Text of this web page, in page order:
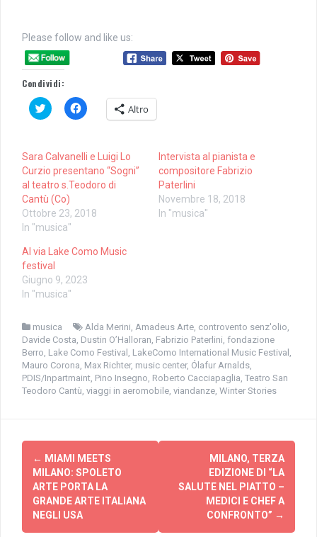
Please follow and like us:
Condividi:
F
a
i
c
q
u
i
p
r
c
o
n
d
i
v
i
d
e
s
u
T
w
i
t
t
e
a
r
e
i
n
u
n
a
n
u
F
a
i
c
p
e
r
o
n
i
r
a
c
e
b
o
o
k
(
r
i
n
u
n
a
n
o
v
Altro
Sara Calvanelli e Luigi Lo
Curzio presentano “Sogni”
al teatro s.Teodoro di
Cantù (Co)
Ottobre 23, 2018
In "musica"
Intervista al pianista e
compositore Fabrizio
Paterlini
Novembre 18, 2018
In "musica"
Al via Lake Como Music
festival
Giugno 9, 2023
In "musica"
musica Alda Merini Amadeus Arte controvento senz'olio
Davide Costa Dustin O’Halloran Fabrizio Paterlini fondazione
Berro Lake Como Festival LakeComo International Music Festival
Mauro Corona Max Richter, music center, Ólafur Arnalds
PDIS/Inpartmaint Pino Insegno Roberto Cacciapaglia Teatro San
Teodoro Cantù viaggi in aeromobile viandanze Winter Stories
Navigazione
articolo
← MIAMI MEETS
MILANO: SPOLETO
ARTE PORTA LA
GRANDE ARTE ITALIANA
NEGLI USA
MILANO, TERZA
EDIZIONE DI “LA
SALUTE NEL PIATTO –
MEDICI E CHEF A
CONFRONTO” →